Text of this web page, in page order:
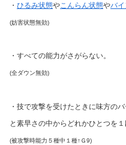
・ ひるみ状態や こんらん状態やバ
(妨害状態無効)
・すべての能力がさがらない。
(全ダウン無効)
・技で攻撃を受けたときに味方の
と素早さの中からどれかひとつを１
(被攻撃時能力５種中１種↑Ｇ9)